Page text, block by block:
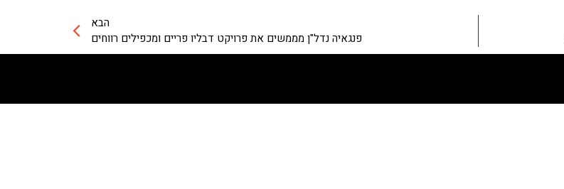
הבא
פנגאיה נדל"ן מממשים את פרויקט דבליו פריים ומכפילים רווחים